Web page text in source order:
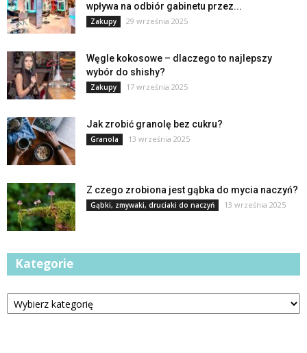
wpływa na odbiór gabinetu przez...
Zakupy 29 września 2025
Węgle kokosowe – dlaczego to najlepszy
wybór do shishy?
Zakupy 17 września 2025
Jak zrobić granolę bez cukru?
Granola 13 września 2025
Z czego zrobiona jest gąbka do mycia naczyń?
Gąbki, zmywaki, druciaki do naczyń 13 września 2025
Kategorie
Kategorie